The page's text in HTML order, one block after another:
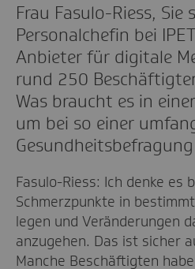
Frau Fasulo-Riess, Sie
Personalchefin bei
Anbieter für digitale
rund 250
Was braucht es in
um bei so einer
Fasulo-Riess: Ich denke es
Schmerzpunkte in
legen und Veränderungen
anzugehen. Das ist sicher
Manche Beschäftigten